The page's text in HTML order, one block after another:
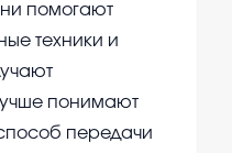
помогают
техники и
понимают
передачи